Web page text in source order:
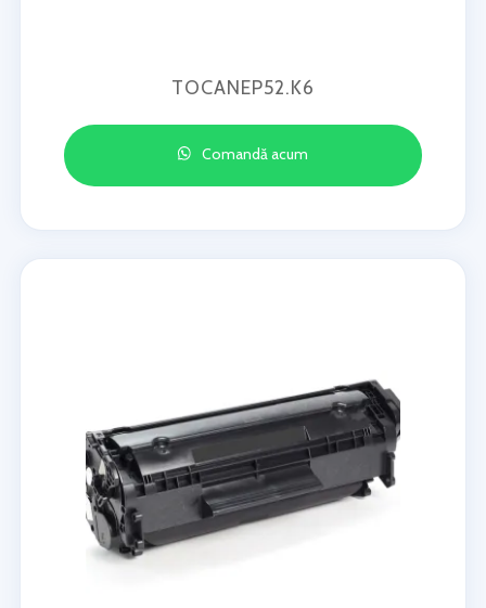
TOCANEP52.K6
Comandă acum